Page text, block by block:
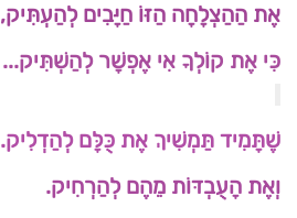
אֶת הַהַצְלָחָה הַזּוֹ חַיָּבִים לְהַעְתִּיק,
כִּי אֶת קוֹלְךָ אִי אֶפְשָׁר לְהַשְׁתִּיק...
שֶׁתָּמִיד תַּמְשִׁיךְ אֶת כֻּלָּם לְהַדְלִיק.
וְאֶת הָעֻבְדּוֹת מֵהֶם לְהַרְחִיק.